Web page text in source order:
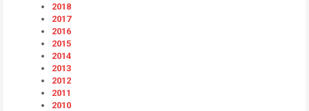
2018
2017
2016
2015
2014
2013
2012
2011
2010